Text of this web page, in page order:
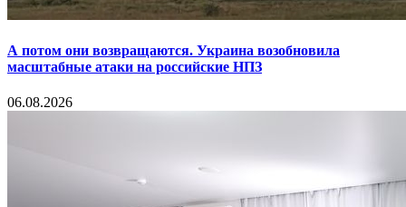
А потом они возвращаются. Украина возобновила
масштабные атаки на российские НПЗ
06.08.2026